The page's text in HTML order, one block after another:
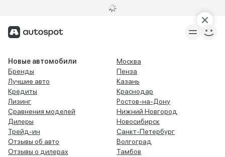
Новые автомобили
Бренды
Лучшие авто
Кредиты
Лизинг
Сравнения моделей
Дилеры
Трейд-ин
Отзывы об авто
Отзывы о дилерах
Москва
Пенза
Казань
Краснодар
Ростов-на-Дону
Нижний Новгород
Новосибирск
Санкт-Петербург
Волгоград
Тамбов